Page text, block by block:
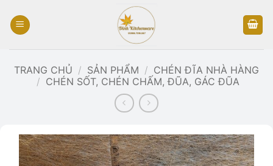
qua
dung
TRANG CHỦ / SẢN PHẨM / CHÉN ĐĨA NHÀ HÀNG
/ CHÉN SỐT, CHÉN CHẤM, ĐŨA, GÁC ĐŨA